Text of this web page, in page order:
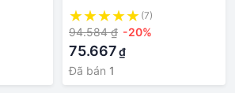
fe plus s9fe 10.9 s9 ultra s8
s7 fe s6lite plus
(7)
94.584 ₫ -20%
75.667₫
Đã bán 1